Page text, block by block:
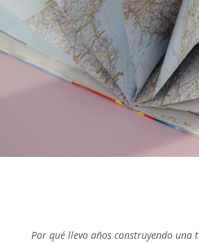
Por qué llevo años construyendo